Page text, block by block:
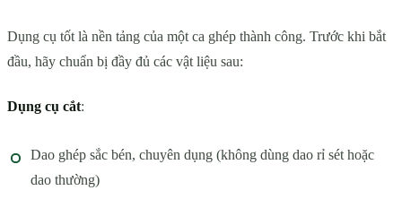
Dụng cụ tốt là nền tảng của một ca ghép thành công. Trước khi bắt
đầu, hãy chuẩn bị đầy đủ các vật liệu sau:
Dụng cụ cắt:
Dao ghép sắc bén, chuyên dụng (không dùng dao rỉ sét hoặc
dao thường)